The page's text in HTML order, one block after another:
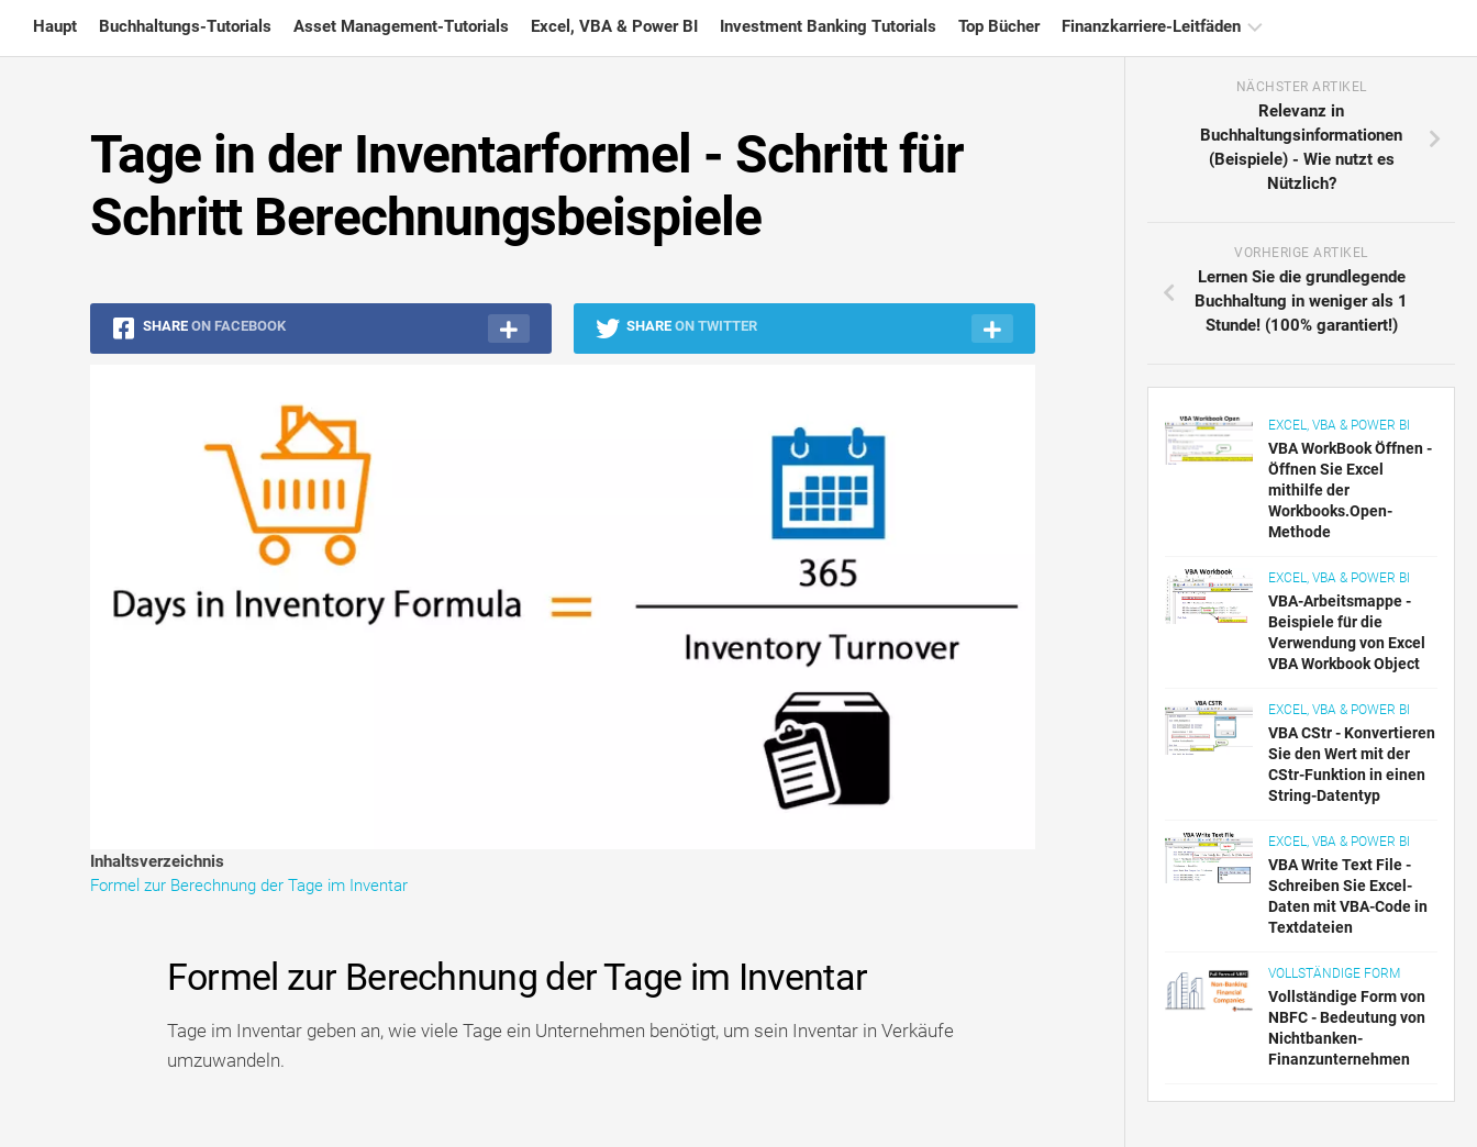
content
Haupt Buchhaltungs-Tutorials Asset Management-Tutorials Excel, VBA & Power BI Investment Banking Tutorials Top Bücher Finanzkarriere-Leitfäden
Finanzzertifizierung
Vollständige
Tage in der Inventarformel - Schritt für
Schritt Berechnungsbeispiele
SHARE ON FACEBOOK SHARE ON TWITTER
Inhaltsverzeichnis
Formel zur Berechnung der Tage im Inventar
Formel zur Berechnung der Tage im Inventar
Tage im Inventar geben an, wie viele Tage ein Unternehmen benötigt, um sein Inventar in Verkäufe
umzuwandeln.
NÄCHSTER ARTIKEL
Relevanz in
Buchhaltungsinformationen
(Beispiele) - Wie nutzt es
Nützlich?
VORHERIGE ARTIKEL
Lernen Sie die grundlegende
Buchhaltung in weniger als 1
Stunde! (100% garantiert!)
EXCEL, VBA & POWER BI
VBA WorkBook Öffnen -
Öffnen Sie Excel
mithilfe der
Workbooks.Open-
Methode
EXCEL, VBA & POWER BI
VBA-Arbeitsmappe -
Beispiele für die
Verwendung von Excel
VBA Workbook Object
EXCEL, VBA & POWER BI
VBA CStr - Konvertieren
Sie den Wert mit der
CStr-Funktion in einen
String-Datentyp
EXCEL, VBA & POWER BI
VBA Write Text File -
Schreiben Sie Excel-
Daten mit VBA-Code in
Textdateien
VOLLSTÄNDIGE FORM
Vollständige Form von
NBFC - Bedeutung von
Nichtbanken-
Finanzunternehmen